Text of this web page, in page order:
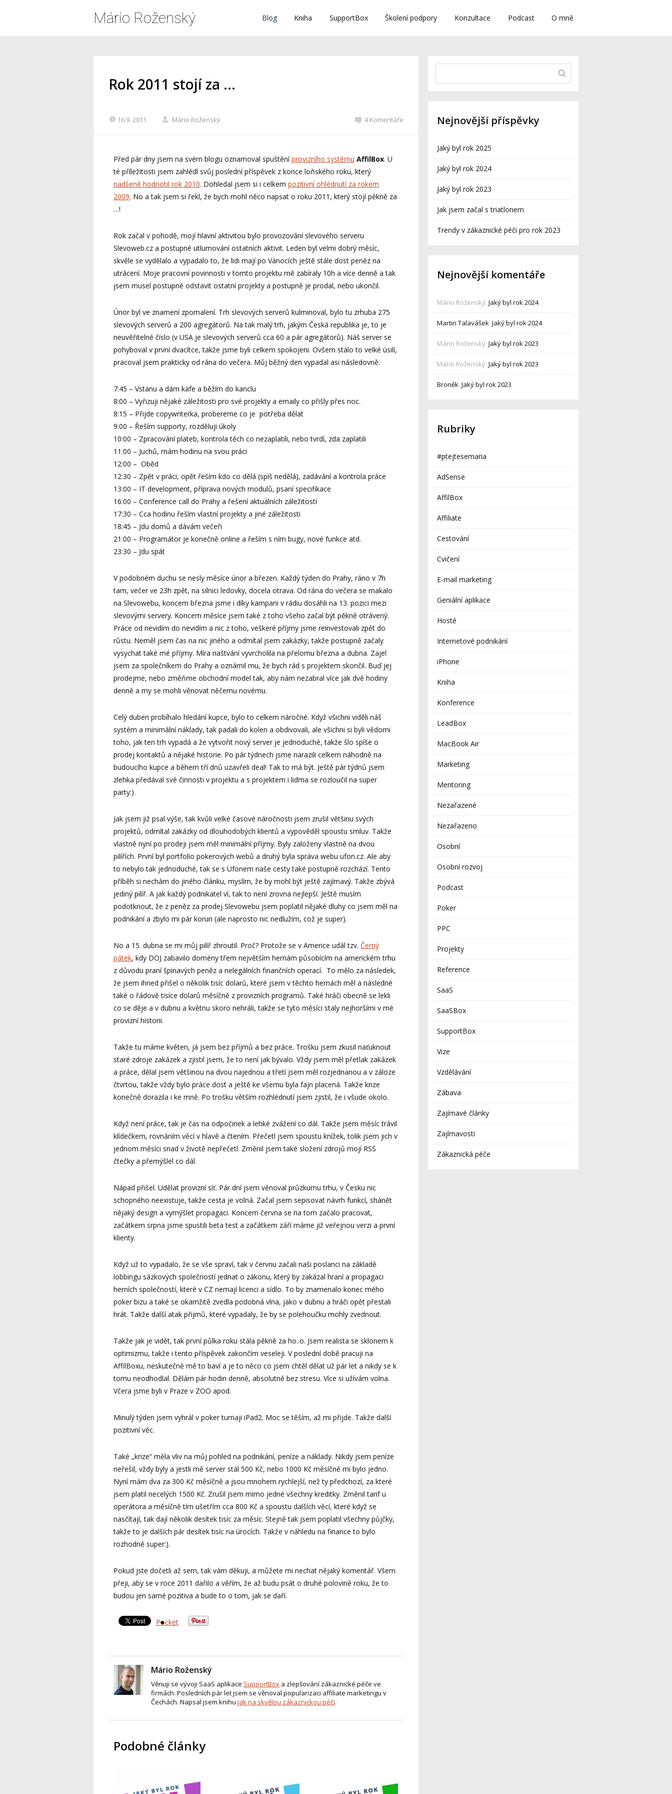
Mário Roženský Blog Kniha SupportBox Školení podpory Konzultace Podcast O mně
Rok 2011 stojí za …
16.9. 2011 Mário Roženský 4 Komentáře
Před pár dny jsem na svém blogu oznamoval spuštěníprovizního systému AffilBox. U
té příležitosti jsem zahlédl svůj poslední příspěvek z konce loňského roku, který
nadšeně hodnotil rok 2010. Dohledal jsem si i celkem pozitivní ohlédnutí za rokem
2009. No a tak jsem si řekl, že bych mohl něco napsat o roku 2011, který stojí pěkně za
…!
Rok začal v pohodě, mojí hlavní aktivitou bylo provozování slevového serveru
Slevoweb.cz a postupné utlumování ostatních aktivit. Leden byl velmi dobrý měsíc,
skvěle se vydělalo a vypadalo to, že lidi mají po Vánocích ještě stále dost peněz na
utrácení. Moje pracovní povinnosti v tomto projektu mě zabíraly 10h a více denně a tak
jsem musel postupně odstavit ostatní projekty a postupně je prodal, nebo ukončil.
Únor byl ve znamení zpomalení. Trh slevových serverů kulminoval, bylo tu zrhuba 275
slevových serverů a 200 agregátorů. Na tak malý trh, jakým Česká republika je, to je
neuvěřitelné číslo (v USA je slevových serverů cca 60 a pár agregátorů). Náš server se
pohyboval v první dvacítce, takže jsme byli celkem spokojeni. Ovšem stálo to velké úsilí,
pracoval jsem prakticky od rána do večera. Můj běžný den vypadal asi následovně:
7:45 – Vstanu a dám kafe a běžím do kanclu
8:00 – Vyřizuji nějaké záležitosti pro své projekty a emaily co přišly přes noc.
8:15 – Přijde copywriterka, probereme co je potřeba dělat
9:00 – Řeším supporty, rozděluji úkoly
10:00 – Zpracování plateb, kontrola těch co nezaplatili, nebo tvrdí, zda zaplatili
11:00 – Juchů, mám hodinu na svou práci
12:00 – Oběd
12:30 – Zpět v práci, opět řeším kdo co dělá (spíš nedělá), zadávání a kontrola práce
13:00 – IT development, příprava nových modulů, psaní specifikace
16:00 – Conference call do Prahy a řešení aktuálních záležitostí
17:30 – Cca hodinu řeším vlastní projekty a jiné záležitosti
18:45 – Jdu domů a dávám večeři
21:00 – Programátor je konečně online a řeším s ním bugy, nové funkce atd.
23:30 – Jdu spát
V podobném duchu se nesly měsíce únor a březen. Každý týden do Prahy, ráno v 7h
tam, večer ve 23h zpět, na silnici ledovky, docela otrava. Od rána do večera se makalo
na Slevowebu, koncem března jsme i díky kampani v rádiu dosáhli na 13. pozici mezi
slevovými servery. Koncem měsíce jsem také z toho všeho začal být pěkně otrávený.
Práce od nevidím do nevidím a nic z toho, veškeré příjmy jsme reinvestovali zpět do
růstu. Neměl jsem čas na nic jiného a odmítal jsem zakázky, takže postupně začaly
vysychat také mé příjmy. Míra naštvání vyvrcholila na přelomu března a dubna. Zajel
jsem za společníkem do Prahy a oznámil mu, že bych rád s projektem skončil. Buď jej
prodejme, nebo změňme obchodní model tak, aby nám nezabral více jak dvě hodiny
denně a my se mohli věnovat něčemu novému.
Celý duben probíhalo hledání kupce, bylo to celkem náročné. Když všichni viděli náš
systém a minimální náklady, tak padali do kolen a obdivovali, ale všichni si byli vědomi
toho, jak ten trh vypadá a že vytvořit nový server je jednoduché, takže šlo spíše o
prodej kontaktů a nějaké historie. Po pár týdnech jsme narazili celkem náhodně na
budoucího kupce a během tří dnů uzavřeli deal! Tak to má být. Ještě pár týdnů jsem
zlehka předával své činnosti v projektu a s projektem i lidma se rozloučil na super
party:).
Jak jsem již psal výše, tak kvůli velké časové náročnosti jsem zrušil většinu svých
projektů, odmítal zakázky od dlouhodobých klientů a vypověděl spoustu smluv. Takže
vlastně nyní po prodeji jsem měl minimální příjmy. Byly založeny vlastně na dvou
pilířích. První byl portfolio pokerových webů a druhý byla správa webu ufon.cz. Ale aby
to nebylo tak jednoduché, tak se s Ufonem naše cesty také postupně rozchází. Tento
příběh si nechám do jiného článku, myslím, že by mohl být ještě zajímavý. Takže zbývá
jediný pilíř. A jak každý podnikatel ví, tak to není zrovna nejlepší. Ještě musím
podotknout, že z peněz za prodej Slevowebu jsem poplatil nějaké dluhy co jsem měl na
podnikání a zbylo mi pár korun (ale naprosto nic nedlužím, což je super).
No a 15. dubna se mi můj pilíř zhroutil. Proč? Protože se v Americe udál tzv. Černý
pátek, kdy DOJ zabavilo domény třem největším hernám působícím na americkém trhu
z důvodu praní špinavých peněz a nelegálních finančních operací. To mělo za následek,
že jsem ihned přišel o několik tisíc dolarů, které jsem v těchto hernách měl a následné
také o řádově tisíce dolarů měsíčně z provizních programů. Také hráči obecně se lekli
co se děje a v dubnu a květnu skoro nehráli, takže se tyto měsíci staly nejhoršími v mé
provizní historii.
Takže tu máme květen, já jsem bez příjmů a bez práce. Trošku jsem zkusil naťuknout
staré zdroje zakázek a zjistil jsem, že to není jak bývalo. Vždy jsem měl přetlak zakázek
a práce, dělal jsem většinou na dvou najednou a třetí jsem měl rozjednanou a v záloze
čtvrtou, takže vždy bylo práce dost a ještě ke všemu byla fajn placená. Takže krize
konečně dorazila i ke mně. Po trošku větším rozhlédnutí jsem zjistil, že i všude okolo.
Když není práce, tak je čas na odpočinek a lehké zvážení co dál. Takže jsem měsíc trávil
klídečkem, rovnáním věcí v hlavě a čtením. Přečetl jsem spoustu knížek, tolik jsem jich v
jednom měsíci snad v životě nepřečetl. Změnil jsem také složení zdrojů mojí RSS
čtečky a přemýšlel co dál.
Nápad přišel. Udělat provizní síť. Pár dní jsem věnoval průzkumu trhu, v Česku nic
schopného neexistuje, takže cesta je volná. Začal jsem sepisovat návrh funkcí, shánět
nějaký design a vymýšlet propagaci. Koncem června se na tom začalo pracovat,
začátkem srpna jsme spustili beta test a začátkem září máme již veřejnou verzi a první
klienty.
Když už to vypadalo, že se vše spraví, tak v červnu začali naši poslanci na základě
lobbingu sázkových společností jednat o zákonu, který by zakázal hraní a propagaci
herních společností, které v CZ nemají licenci a sídlo. To by znamenalo konec mého
poker bizu a také se okamžitě zvedla podobná vlna, jako v dubnu a hráči opět přestali
hrát. Takže další atak přijmů, které vypadaly, že by se polehoučku mohly zvednout.
Takže jak je vidět, tak první půlka roku stála pěkně za ho..o. Jsem realista se sklonem k
optimizmu, takže i tento příspěvek zakončím veseleji. V poslední době pracuji na
AffilBoxu, neskutečně mě to baví a je to něco co jsem chtěl dělat už pár let a nikdy se k
tomu neodhodlal. Dělám pár hodin denně, absolutně bez stresu. Více si užívám volna.
Včera jsme byli v Praze v ZOO apod.
Minulý týden jsem vyhrál v poker turnaji iPad2. Moc se těším, až mi přijde. Takže další
pozitivní věc.
Také „krize“ měla vliv na můj pohled na podnikání, peníze a náklady. Nikdy jsem peníze
neřešil, vždy byly a jestli mě server stál 500 Kč, nebo 1000 Kč měsíčně mi bylo jedno.
Nyní mám dva za 300 Kč měsíčně a jsou mnohem rychlejší, než ty předchozí, za které
jsem platil necelých 1500 Kč. Zrušil jsem mimo jedné všechny kreditky. Změnil tarif u
operátora a měsíčně tím ušetřím cca 800 Kč a spoustu dalších věcí, které když se
nasčítají, tak dají několik desítek tisíc za měsíc. Stejně tak jsem poplatil všechny půjčky,
takže to je dalších pár desítek tisíc na úrocích. Takže v náhledu na finance to bylo
rozhodně super:).
Pokud jste dočetli až sem, tak vám děkuji, a můžete mi nechat nějaký komentář. Všem
přeji, aby se v roce 2011 dařilo a věřím, že až budu psát o druhé polovině roku, že to
budou jen samé pozitiva a bude to o tom, jak se daří.
Pocket
Mário Roženský
Věnuji se vývoji SaaS aplikace SupportBox a zlepšování zákaznické péče ve
firmách. Posledních pár let jsem se věnoval popularizaci affiliate marketingu v
Čechách. Napsal jsem knihu Jak na skvělou zákaznickou péči.
Podobné články
Nejnovější příspěvky
Jaký byl rok 2025
Jaký byl rok 2024
Jaký byl rok 2023
Jak jsem začal s triatlonem
Trendy v zákaznické péči pro rok 2023
Nejnovější komentáře
Mário Roženský:Jaký byl rok 2024
Martin Talavášek:Jaký byl rok 2024
Mário Roženský:Jaký byl rok 2023
Mário Roženský:Jaký byl rok 2023
Broněk:Jaký byl rok 2023
Rubriky
#ptejtesemaria
AdSense
AffilBox
Affiliate
Cestování
Cvičení
E-mail marketing
Geniální aplikace
Hosté
Internetové podnikání
iPhone
Kniha
Konference
LeadBox
MacBook Air
Marketing
Mentoring
Nezařazené
Nezařazeno
Osobní
Osobní rozvoj
Podcast
Poker
PPC
Projekty
Reference
SaaS
SaaSBox
SupportBox
Vize
Vzdělávání
Zábava
Zajímavé články
Zajímavosti
Zákaznická péče